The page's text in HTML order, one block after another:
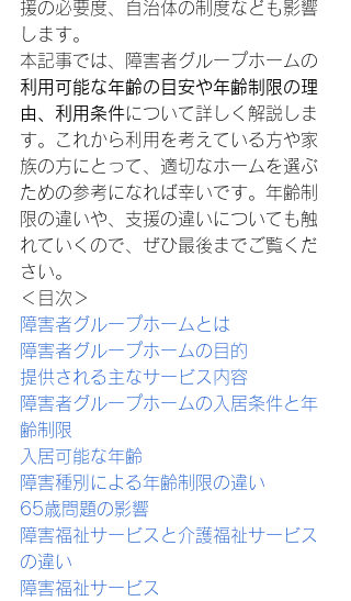
援の必要度、自治体の制度なども影響
します。
本記事では、障害者グループホームの
利用可能な年齢の目安や年齢制限の理
由、利用条件について詳しく解説しま
す。これから利用を考えている方や家
族の方にとって、適切なホームを選ぶ
ための参考になれば幸いです。年齢制
限の違いや、支援の違いについても触
れていくので、ぜひ最後までご覧くだ
さい。
＜目次＞
障害者グループホームとは
障害者グループホームの目的
提供される主なサービス内容
障害者グループホームの入居条件と年
齢制限
入居可能な年齢
障害種別による年齢制限の違い
65歳問題の影響
障害福祉サービスと介護福祉サービス
の違い
障害福祉サービス